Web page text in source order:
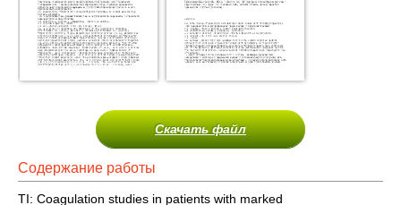
Скачать файл
Содержание работы
TI: Coagulation studies in patients with marked